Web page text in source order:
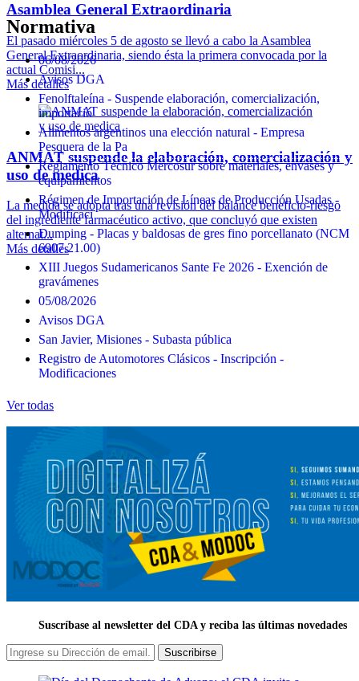
Asamblea General Extraordinaria
El pasado miércoles 5 de agosto se llevó a cabo la Asamblea
General Extraordinaria, siendo ésta la primera convocada por la
actual Comisi...
Más detalles
ANMAT suspende la elaboración, comercialización y
uso de medica
La medida se adopta tras una revisión del balance beneficio-riesgo
del ingrediente farmacéutico activo, que concluyó que existen
alternat...
Más detalles
Normativa
06/08/2026
Avisos DGA
Fenolftaleína - Suspende elaboración, comercialización,
importació
Alimentos argentinos una elección natural - Empresa
Pesquera de la Pa
Reglamento Técnico Mercosur sobre materiales, envases y
equipamientos
Régimen de Importación de Líneas de Producción Usadas -
Modificaci
Dumping - Placas y baldosas de gres fino porcellanato (NCM
6907.21.00)
XIII Juegos Sudamericanos Sante Fe 2026 - Exención de
gravámenes
05/08/2026
Avisos DGA
San Javier, Misiones - Subasta pública
Registro de Automotores Clásicos - Inscripción -
Modificaciones
Ver todas
Suscríbase al newsletter del CDA y reciba las últimas novedades
Suscribirse